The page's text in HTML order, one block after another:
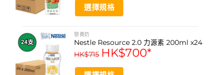
量，Fortisip Compact Protein 營保健有準確的營養成
份，讓你在治療路上更輕鬆達到營養目標。其中癌症病人於
治療前、中、後期更需要比一般人多1 倍營養，癌症或療程
有可能造成不同副作用反應，例如食慾不振、口腔潰瘍、吞
嚥困難等，會令病者進食量不足、營養不良、及體重下降。
研究顯示，如體重下降超過5%，將影響治療效果，或需中
options
may
chosen
product
選擇規格
product
has
multiple
The
營養奶
Nestle Resource 2.0 力源素 200ml x24
HK$715 HK$700*